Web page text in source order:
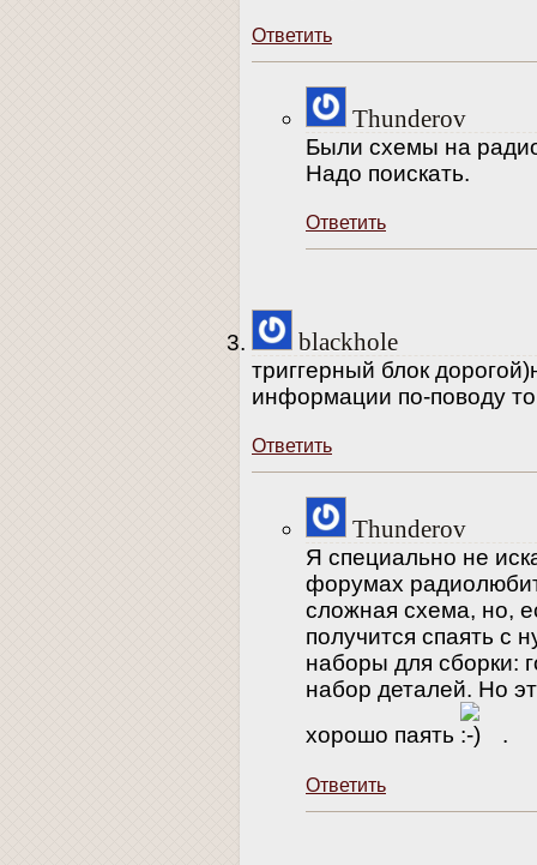
Ответить
Thunderov
Были схемы на
Надо поискать.
Ответить
blackhole
триггерный блок
информации по-поводу
Ответить
Thunderov
Я специально не
форумах
сложная схема, но,
получится спаять с
наборы для сборки:
набор деталей. Но
хорошо паять
.
Ответить